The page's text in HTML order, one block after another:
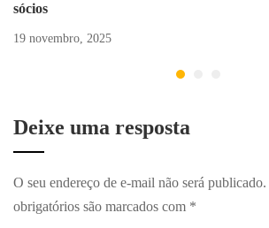
sócios
19 novembro, 2025
Deixe uma resposta
O seu endereço de e-mail não será publicado.
obrigatórios são marcados com *